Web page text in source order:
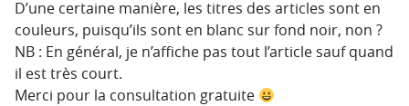
D’une certaine manière, les titres des articles sont en
couleurs, puisqu’ils sont en blanc sur fond noir, non ?
NB : En général, je n’affiche pas tout l’article sauf quand
il est très court.
Merci pour la consultation gratuite